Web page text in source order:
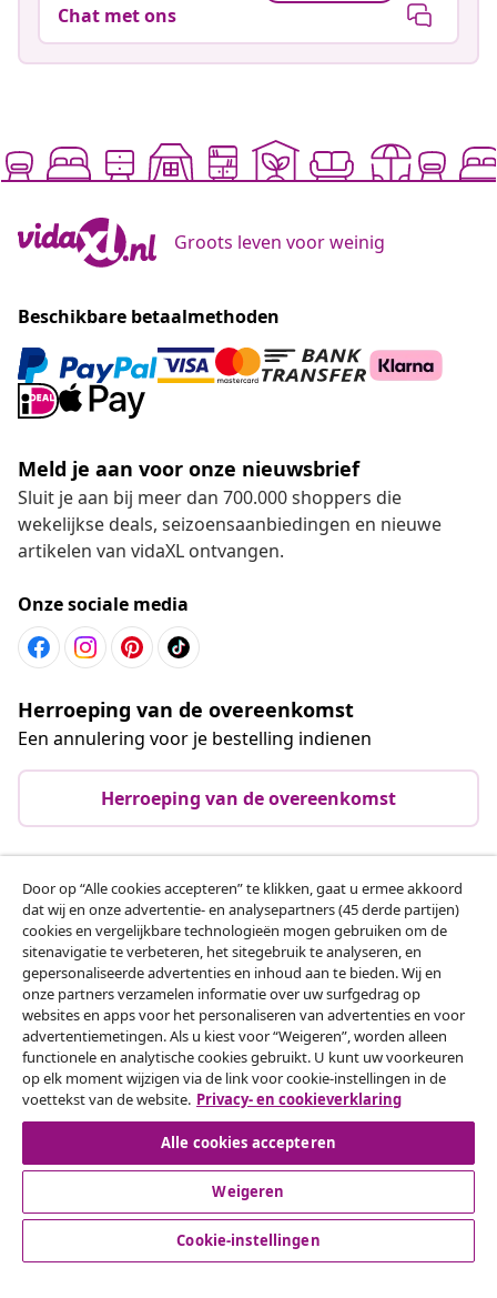
Chat met ons
Groots leven voor weinig
Beschikbare betaalmethoden
Meld je aan voor onze nieuwsbrief
Sluit je aan bij meer dan 700.000 shoppers die
wekelijkse deals, seizoensaanbiedingen en nieuwe
artikelen van vidaXL ontvangen.
Onze sociale media
Herroeping van de overeenkomst
Een annulering voor je bestelling indienen
Herroeping van de overeenkomst
Klantenservice
Zakelijk
vidaXL
Ontdek meer
© 2008-2026 vidaXL www.vidaxl.nl is een website van vidaXL
Door op “Alle cookies accepteren” te klikken, gaat u ermee akkoord
dat wij en onze advertentie- en analysepartners (45 derde partijen)
cookies en vergelijkbare technologieën mogen gebruiken om de
sitenavigatie te verbeteren, het sitegebruik te analyseren, en
gepersonaliseerde advertenties en inhoud aan te bieden. Wij en
onze partners verzamelen informatie over uw surfgedrag op
websites en apps voor het personaliseren van advertenties en voor
advertentiemetingen. Als u kiest voor “Weigeren”, worden alleen
functionele en analytische cookies gebruikt. U kunt uw voorkeuren
op elk moment wijzigen via de link voor cookie-instellingen in de
voettekst van de website. Privacy- en cookieverklaring
Alle cookies accepteren
Weigeren
Cookie-instellingen